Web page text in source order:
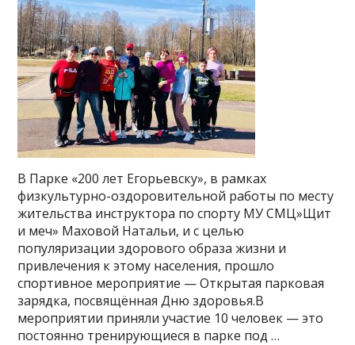
В Парке «200 лет Егорьевску», в рамках
физкультурно-оздоровительной работы по месту
жительства инструктора по спорту МУ СМЦ»Щит
и меч» Маховой Натальи, и с целью
популяризации здорового образа жизни и
привлечения к этому населения, прошло
спортивное мероприятие — Открытая парковая
зарядка, посвящённая Дню здоровья.В
мероприятии приняли участие 10 человек — это
постоянно тренирующиеся в парке под …